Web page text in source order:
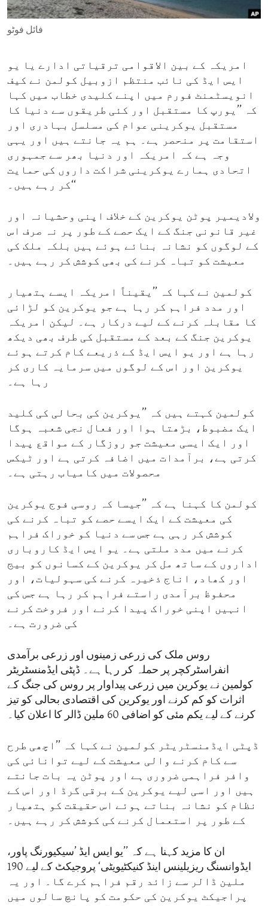
ENVIRONMENT AND HEALTH
IDEALS AND INSTITUTIONS
فائل فوٹو
امریکہ کے بین الاقوامی ترقیاتی ادارے یا یو
ایس ایڈ کی نائب منتظم ازوبیل کولمن نے کیف
انویسٹمنٹ فورم میں اپنے کلیدی خطاب میں کہا
کہ ’’یورپ کا مستقبل اور کئی طریقوں سے دنیا کا
مستقبل یوکرینی عوام کی مسلسل بہادری اور
استقامت پر منحصر ہے۔ ہم یہ جانتے ہیں اور یہی
وجہ ہے کہ امریکہ اور دنیا بھر سے جمہوری
اتحادی ہمارے یوکرینی شراکت داروں کی حمایت
کر رہے ہیں۔‘‘
ولادیمیر پوٹن یوکرین کے خلاف اپنی وحشیانہ اور
غیر قانونی جنگ کے ایک حصے کے طور پر نہ صرف اس
کے لوگوں کو نشانہ بنائے ہوئے ہیں بلکہ ملک کی
معیشت کو تباہ کرنے کی بھی کوشش کر رہے ہیں۔
کولمین نے کہا کہ ’’یقیناً امریکہ ایسے ہتھیار
اور مدد فراہم کر رہا ہے جو یوکرین کو لڑائی
کا مقابلہ کرنے کے لیے درکار ہے۔ لیکن امریکہ
یوکرین جنگ کے بعد کے مستقبل کی طرف بھی دیکھ
رہا ہے اور یو ایس ایڈ کے ذریعے کام کرتے ہوئے
یوکرین اور اس کے لوگوں میں سرمایہ کاری کر
رہا ہے۔
کولمین کہتے ہیں کہ ’’یوکرین کی بحالی کی کلید
ایک مضبوط، بڑھتا ہوا اور فعال نجی شعبہ ہوگا
اور ایک ایسی معیشت جو روزگار کے مواقع پیدا
کرتی ہے، برآمدات میں اضافہ کرتی ہے اور ٹیکس
محصولات میں کامیاب رہتی ہے۔
کولمن کا کہنا ہے کہ ’’جیسا کہ روسی فوج یوکرین
کی معیشت کے ایک ایسے حصے کو تباہ کرنے کی
کوشش کر رہی ہے جس سے دنیا کو خوراک فراہم
کرنے میں مدد ملتی ہے۔ یو ایس ایڈ کاروباری
اداروں کے ساتھ مل کر یوکرین کے کسانوں کو بیج
اور کھاد، اناج ذخیرہ کرنے کی سہولیات، اور
محفوظ برآمدی راستے فراہم کر رہا ہے جس کی
انہیں اپنی خوراک پیدا کرنے اور فروخت کرنے
کی ضرورت ہے۔
روس ملک کی زرعی زمینوں اور زرعی برآمدی
انفراسٹرکچر پر حملہ کر رہا ہے۔ ڈپٹی ایڈمنسٹریٹر
کولمین نے یوکرین میں زرعی پیداوار پر روس کی جنگ کے
اثرات کو کم کرنے اور یوکرین کی اقتصادی بحالی کو تیز
کرنے کے لیے یکم مئی کو اضافی 60 ملین ڈالر کا اعلان کیا۔
ڈپٹی ایڈمنسٹریٹر کولمین نے کہا کہ ’’اچھی طرح
سے کام کرنے والی معیشت کے لیے توانائی کی
وافر فراہمی ضروری ہے اور پوٹن یہ بات جانتے
ہیں اور اسی لیے یوکرین کے برقی گرڈ اور اس کے
نظام کو نشانہ بناتے ہوئے اس حقیقت کو ہتھیار
کے طور پر استعمال کرنے کی کوشش کر رہے ہیں۔
ان کا مزید کہنا ہے کہ ’’یو ایس ایڈ ’سیکیورنگ پاور،
ایڈوانسنگ ریزیلینس اینڈ کنیکٹیویٹی‘ پروجیکٹ کے لیے 190
ملین ڈالر سے زائد رقم فراہم کرے گا۔ اور یہ
پراجیکٹ یوکرین کی حکومت کو پانچ سالوں میں